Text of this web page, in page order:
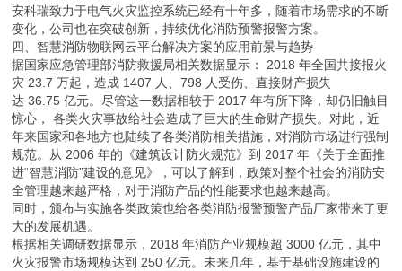
安科瑞致力于电气火灾监控系统已经有十年多，随着市场需求的不断
变化，公司也在突破创新，持续优化消防预警报警方案。
四、智慧消防物联网云平台解决方案的应用前景与趋势
据国家应急管理部消防救援局相关数据显示： 2018 年全国共接报火
灾 23.7 万起，造成 1407 人、798 人受伤、直接财产损失
达 36.75 亿元。尽管这一数据相较于 2017 年有所下降，却仍旧触目
惊心， 各类火灾事故给社会造成了巨大的生命财产损失。对此，近
年来国家和各地方也陆续了各类消防相关措施，对消防市场进行强制
规范。从 2006 年的《建筑设计防火规范》到 2017 年《关于全面推
进“智慧消防”建设的意见》，可以了解到，政策对整个社会的消防安
全管理越来越严格，对于消防产品的性能要求也越来越高。
同时，颁布与实施各类政策也给各类消防报警预警产品厂家带来了更
大的发展机遇。
根据相关调研数据显示，2018 年消防产业规模超 3000 亿元，其中
火灾报警市场规模达到 250 亿元。未来几年，基于基础设施建设的